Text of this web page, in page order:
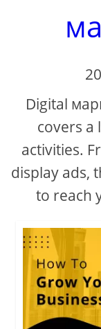
Digital
covers a
activities.
display ads,
to reach